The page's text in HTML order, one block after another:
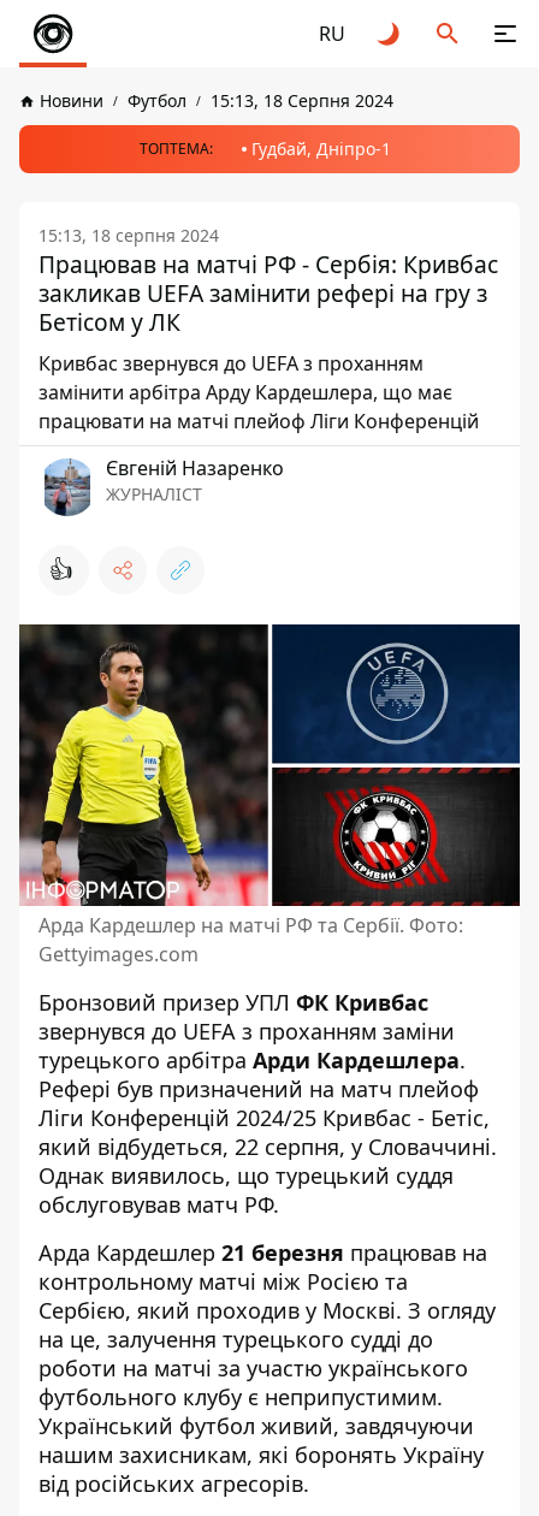
RU
Новини Футбол 15:13, 18 Серпня 2024
ТОПТЕМА: Гудбай, Дніпро-1
15:13, 18 серпня 2024
Працював на матчі РФ - Сербія: Кривбас
закликав UEFA замінити рефері на гру з
Бетісом у ЛК
Кривбас звернувся до UEFA з проханням
замінити арбітра Арду Кардешлера, що має
працювати на матчі плейоф Ліги Конференцій
Євгеній Назаренко
ЖУРНАЛІСТ
👍
Арда Кардешлер на матчі РФ та Сербії. Фото:
Gettyimages.com
Бронзовий призер УПЛ ФК Кривбас
звернувся до UEFA з проханням заміни
турецького арбітра Арди Кардешлера.
Рефері був призначений на матч плейоф
Ліги Конференцій 2024/25 Кривбас - Бетіс,
який відбудеться, 22 серпня, у Словаччині.
Однак виявилось, що турецький суддя
обслуговував матч РФ.
Арда Кардешлер 21 березня працював на
контрольному матчі між Росією та
Сербією, який проходив у Москві. З огляду
на це, залучення турецького судді до
роботи на матчі за участю українського
футбольного клубу є неприпустимим.
Український футбол живий, завдячуючи
нашим захисникам, які боронять Україну
від російських агресорів.